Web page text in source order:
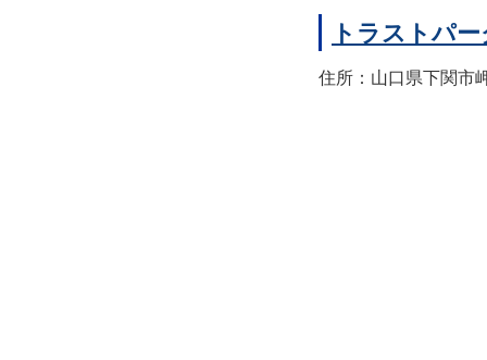
トラストパ
住所：山口県下関市